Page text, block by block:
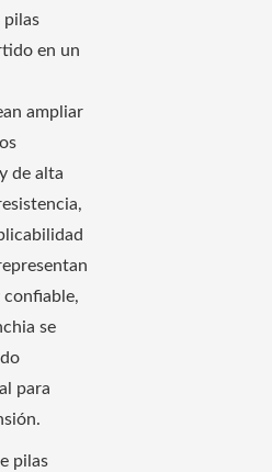
pilas
en un
ampliar
de alta
confiable,
se
para
pilas